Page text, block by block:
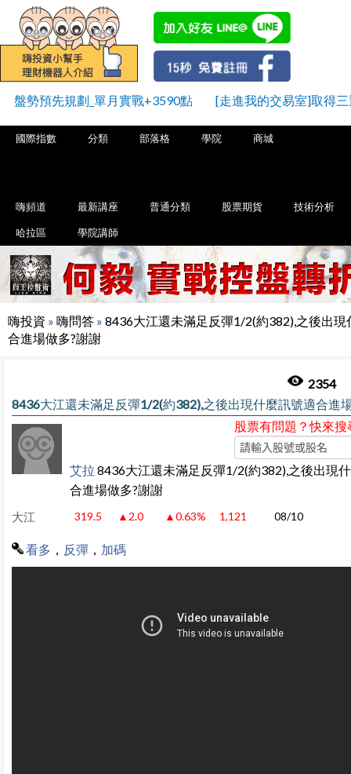
盤勢預先規劃_單月實戰+3590點 [走進我的交易室]取得
國際指數 分類 部落格 學院 商城
嗨頻道 最新講座 普通分類 股票期貨 技術分析
哈拉區 學院講師
嗨投資 » 嗨問答 » 8436大江還未滿足反彈1/2(約382),之後出現
合進場做多?謝謝
2354
8436大江還未滿足反彈1/2(約382),之後出現什麼訊號適合進
股票有問題？快來搜
艾拉 8436大江還未滿足反彈1/2(約382),之後出現
合進場做多?謝謝
大江 319.5 ▲2.0 ▲0.63% 1,121 08/10
看多 反彈 加碼